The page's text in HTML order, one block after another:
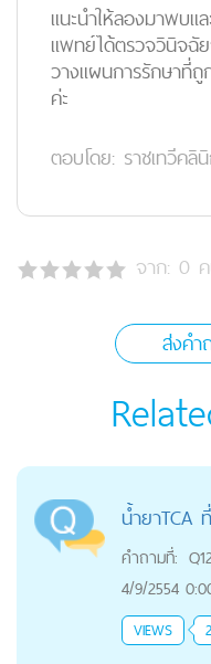
แนะนำให้ลองมาพบ
แพทย์ได้ตรวจวินิจฉัย
วางแผนการรักษาที่ถู
ค่ะ
ตอบโดย: ราชเทวีคลิ
จาก: 0
ส่งค
น้ำยาTCA
คำถามที่:
4/9/2554
VIEWS